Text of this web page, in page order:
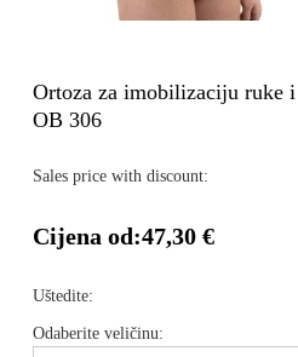
Ortoza za imobilizaciju ruke
OB 306
Sales price with discount:
Cijena od:47,30 €
Uštedite:
Odaberite veličinu: